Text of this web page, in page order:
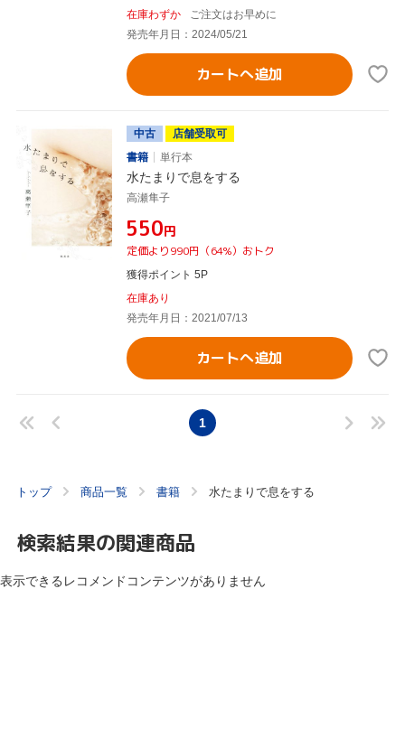
在庫わずか
ご注文はお早めに
発売年月日：2024/05/21
カートへ追加
中古
店舗受取可
書籍
単行本
水たまりで息をする
高瀬隼子
¥550円
定価より990円（64%）おトク
獲得ポイント 5P
在庫あり
発売年月日：2021/07/13
カートへ追加
1
トップ 商品一覧 書籍 水たまりで息をする
検索結果の関連商品
表示できるレコメンドコンテンツがありません